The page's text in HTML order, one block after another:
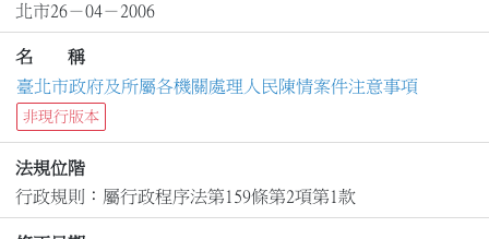
北市26－04－2006
名 稱
臺北市政府及所屬各機關處理人民陳情案件注意事項
非現行版本
法規位階
行政規則：屬行政程序法第159條第2項第1款